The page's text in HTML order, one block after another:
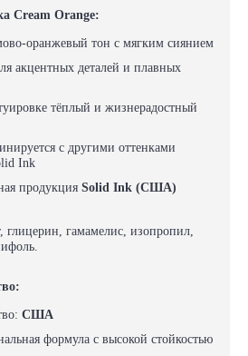
Cream Orange:
оранжевый тон с мягким сиянием
акцентных деталей и плавных
тёплый и жизнерадостный
с другими оттенками
Ink
продукция Solid Ink (США)
глицерин, гамамелис, изопропил,
США
формула с высокой стойкостью